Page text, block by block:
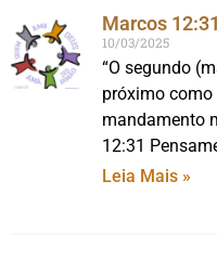
Marcos 12:31
10/03/2025
“O segundo
próximo como
mandamento
12:31
Leia Mais »